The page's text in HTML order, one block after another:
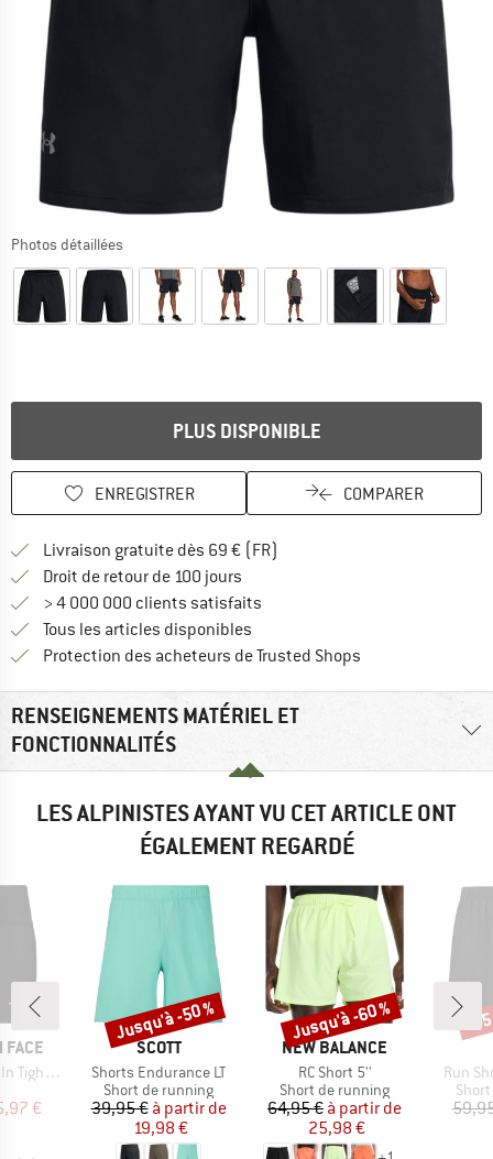
Photos détaillées
PLUS DISPONIBLE
ENREGISTRER COMPARER
Livraison gratuite dès 69 € (FR)
Droit de retour de 100 jours
> 4 000 000 clients satisfaits
Tous les articles disponibles
Protection des acheteurs de Trusted Shops
RENSEIGNEMENTS MATÉRIEL ET
FONCTIONNALITÉS
LES ALPINISTES AYANT VU CET ARTICLE ONT
ÉGALEMENT REGARDÉ
FACE
Short
réduit
€
MARQUE
SCOTT
Article
Shorts Endurance LT
Product group
Short de running
Prix
39,95 € Prix réduit
à partir de
19,98 €
Remise
Jusqu'à -50 %
MARQUE
NEW BALANCE
Article
RC Short 5''
Product group
Short de running
Prix
64,95 € Prix réduit
à partir de
25,98 €
Remise
Jusqu'à -60 %
Article
Run
-